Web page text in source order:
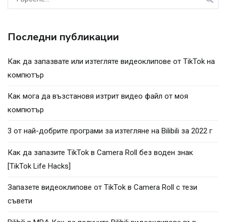
за:
Последни публикации
Как да запазвате или изтегляте видеоклипове от TikTok на
компютър
Как мога да възстановя изтрит видео файл от моя
компютър
3 от най-добрите програми за изтегляне на Bilibili за 2022 г
Как да запазите TikTok в Camera Roll без воден знак
[TikTok Life Hacks]
Запазете видеоклипове от TikTok в Camera Roll с тези
съвети